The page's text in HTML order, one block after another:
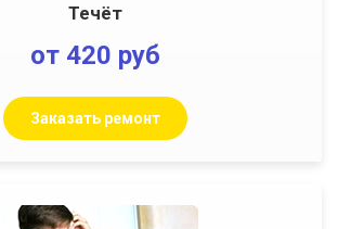
Течёт
от 420 руб
Заказать ремонт